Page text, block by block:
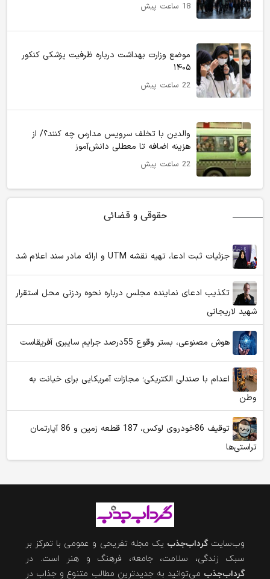
18 ساعت پیش
موضع وزارت بهداشت درباره ظرفیت پزشکی کنکور
۱۴۰۵
22 ساعت پیش
والدین با تخلف سرویس مدارس چه کنند؟/ از
هزینه اضافه تا معطلی دانش‌آموز
22 ساعت پیش
حقوقی و قضائی
جزئیات ثبت ادعا، تهیه نقشه UTM و ارائه مادر سند اعلام شد
تکذیب ادعای نماینده مجلس درباره نحوه ردزنی محل استقرار
شهید لاریجانی
هوش مصنوعی، بستر وقوع 55درصد جرایم سایبری آفریقاست
اعدام با صندلی الکتریکی؛ مجازات آمریکایی برای خیانت به
وطن
توقیف 86خودروی لوکس، 187 قطعه زمین و 86 آپارتمان
تراستی‌ها
وب‌سایتگرداب‌جذب یک مجله تفریحی و عمومی با تمرکز بر
سبک زندگی، سلامت، جامعه، فرهنگ و هنر است. در
گرداب‌جذب می‌توانید به جدیدترین مطالب متنوع و جذاب در